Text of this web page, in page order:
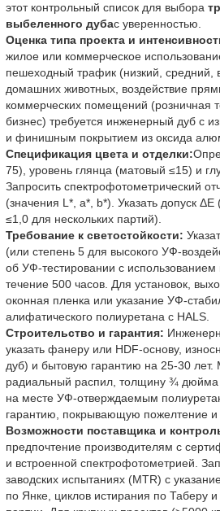
этот контрольный список для выбора
выбеленного дубас уверенностью.
Оценка типа проекта и
жилое или коммерческое
пешеходный трафик (низкий, средний,
домашних животных, воздействие
коммерческих помещений (розничная
бизнес) требуется инженерный дуб с
и финишным покрытием из оксида
Спецификация цвета и отделки:
75), уровень глянца (матовый ≤15) и
Запросить спектрофотометрический
(значения L*, a*, b*). Указать допуск
≤1,0 для нескольких партий).
Требование к светостойкости:
(или степень 5 для высокого УФ-
об УФ-тестировании с использованием
течение 500 часов. Для установок,
оконная пленка или указание УФ-
алифатического полиуретана с HALS.
Строительство и гарантия:
указать фанеру или HDF-основу,
дуб) и бытовую гарантию на 25-30 лет.
радиальный распил, толщину ¾
на месте УФ-отверждаемым
гарантию, покрывающую пожелтение и
Возможности поставщика и
предпочтение производителям с
и встроенной спектрофотометрией.
заводских испытаниях (MTR) с
по Янке, циклов истирания по Таберу